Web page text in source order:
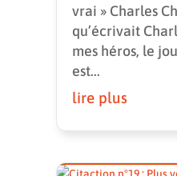
vrai » Charles
qu’écrivait
mes héros, le
est...
lire plus